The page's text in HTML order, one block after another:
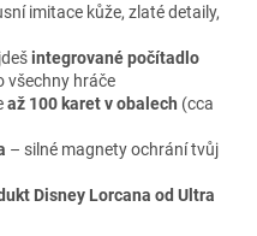
imitace kůže, zlaté detaily,
integrované počítadlo
všechny hráče
až 100 karet v obalech (cca
– silné magnety ochrání tvůj
Disney Lorcana od Ultra